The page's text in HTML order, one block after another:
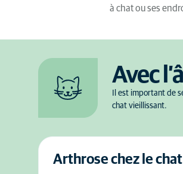
à chat ou ses
Avec
Il est important de
chat vieillissant.
Arthrose chez le chat